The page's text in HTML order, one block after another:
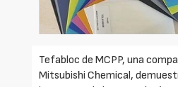
Tefabloc de MCPP, una
Mitsubishi Chemical,